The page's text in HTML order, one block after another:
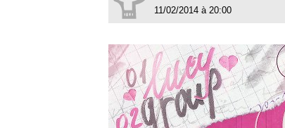
11/02/2014 à 20:00